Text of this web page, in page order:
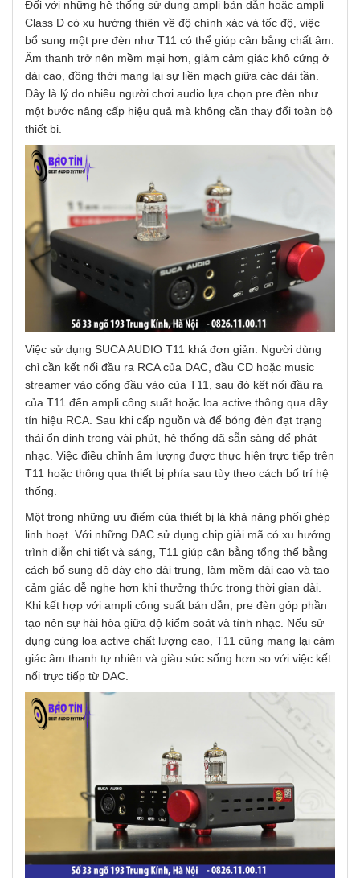
Đối với những hệ thống sử dụng ampli bán dẫn hoặc ampli
Class D có xu hướng thiên về độ chính xác và tốc độ, việc
bổ sung một pre đèn như T11 có thể giúp cân bằng chất âm.
Âm thanh trở nên mềm mại hơn, giảm cảm giác khô cứng ở
dải cao, đồng thời mang lại sự liền mạch giữa các dải tần.
Đây là lý do nhiều người chơi audio lựa chọn pre đèn như
một bước nâng cấp hiệu quả mà không cần thay đổi toàn bộ
thiết bị.
Việc sử dụng SUCA AUDIO T11 khá đơn giản. Người dùng
chỉ cần kết nối đầu ra RCA của DAC, đầu CD hoặc music
streamer vào cổng đầu vào của T11, sau đó kết nối đầu ra
của T11 đến ampli công suất hoặc loa active thông qua dây
tín hiệu RCA. Sau khi cấp nguồn và để bóng đèn đạt trạng
thái ổn định trong vài phút, hệ thống đã sẵn sàng để phát
nhạc. Việc điều chỉnh âm lượng được thực hiện trực tiếp trên
T11 hoặc thông qua thiết bị phía sau tùy theo cách bố trí hệ
thống.
Một trong những ưu điểm của thiết bị là khả năng phối ghép
linh hoạt. Với những DAC sử dụng chip giải mã có xu hướng
trình diễn chi tiết và sáng, T11 giúp cân bằng tổng thể bằng
cách bổ sung độ dày cho dải trung, làm mềm dải cao và tạo
cảm giác dễ nghe hơn khi thưởng thức trong thời gian dài.
Khi kết hợp với ampli công suất bán dẫn, pre đèn góp phần
tạo nên sự hài hòa giữa độ kiểm soát và tính nhạc. Nếu sử
dụng cùng loa active chất lượng cao, T11 cũng mang lại cảm
giác âm thanh tự nhiên và giàu sức sống hơn so với việc kết
nối trực tiếp từ DAC.